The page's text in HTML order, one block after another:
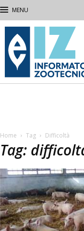
IZ
Informatore
Zootecnico
Home Tag Difficoltà
Tag: